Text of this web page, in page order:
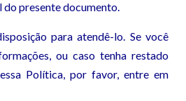
presente documento.
para atendê-lo. Se você
ou caso tenha restado
Política, por favor, entre em